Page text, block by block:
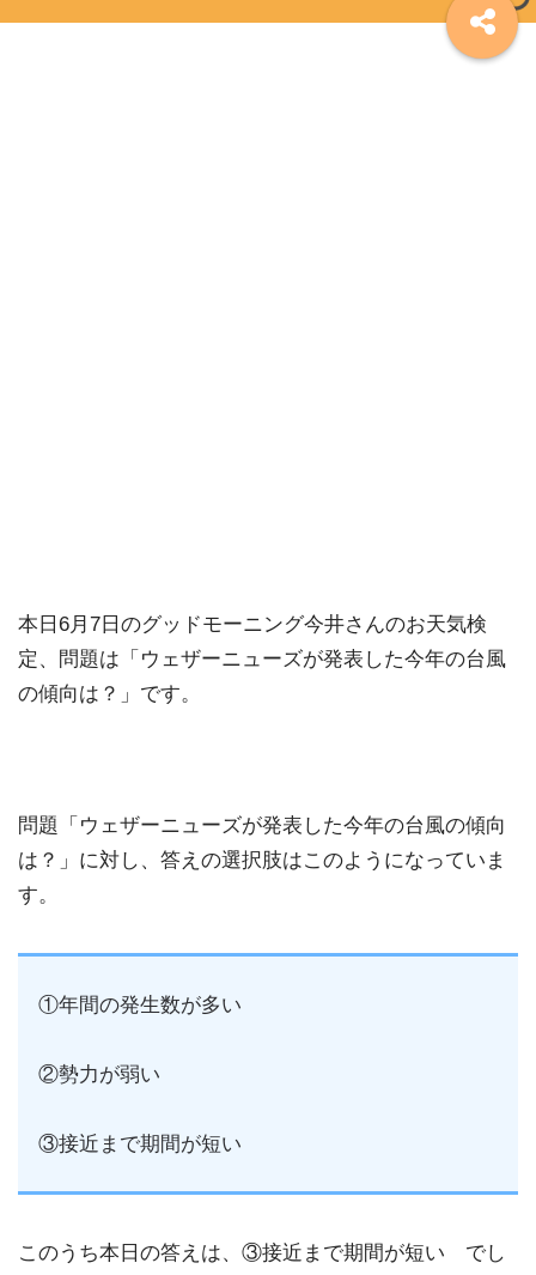
本日6月7日のグッドモーニング今井さんのお天気検
定、問題は「ウェザーニューズが発表した今年の台風
の傾向は？」です。
問題「ウェザーニューズが発表した今年の台風の傾向
は？」に対し、答えの選択肢はこのようになっていま
す。
①年間の発生数が多い
②勢力が弱い
③接近まで期間が短い
このうち本日の答えは、③接近まで期間が短い でし